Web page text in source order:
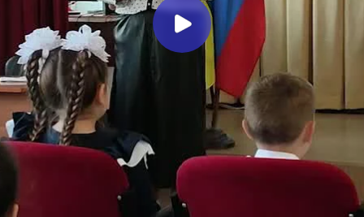
Мероприятие, посвященное памяти А.Н. Ефимова
Без рубрики